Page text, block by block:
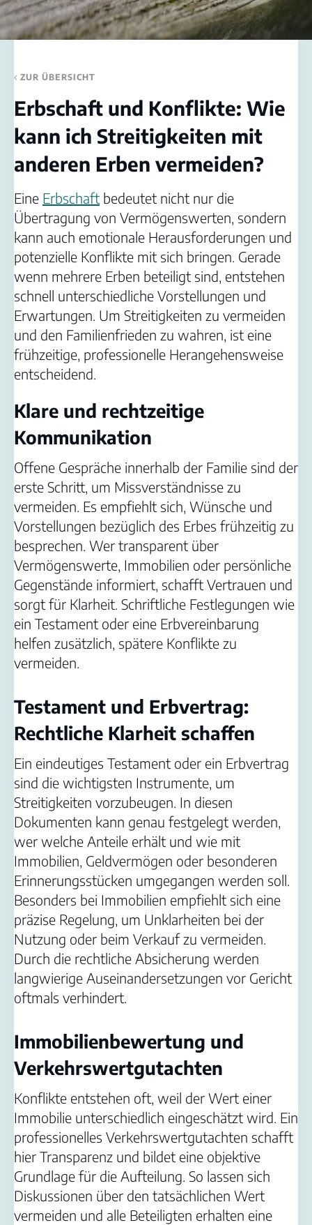
ZUR ÜBERSICHT
Erbschaft und Konflikte: Wie
kann ich Streitigkeiten mit
anderen Erben vermeiden?
Eine Erbschaft bedeutet nicht nur die
Übertragung von Vermögenswerten, sondern
kann auch emotionale Herausforderungen und
potenzielle Konflikte mit sich bringen. Gerade
wenn mehrere Erben beteiligt sind, entstehen
schnell unterschiedliche Vorstellungen und
Erwartungen. Um Streitigkeiten zu vermeiden
und den Familienfrieden zu wahren, ist eine
frühzeitige, professionelle Herangehensweise
entscheidend.
Klare und rechtzeitige
Kommunikation
Offene Gespräche innerhalb der Familie sind der
erste Schritt, um Missverständnisse zu
vermeiden. Es empfiehlt sich, Wünsche und
Vorstellungen bezüglich des Erbes frühzeitig zu
besprechen. Wer transparent über
Vermögenswerte, Immobilien oder persönliche
Gegenstände informiert, schafft Vertrauen und
sorgt für Klarheit. Schriftliche Festlegungen wie
ein Testament oder eine Erbvereinbarung
helfen zusätzlich, spätere Konflikte zu
vermeiden.
Testament und Erbvertrag:
Rechtliche Klarheit schaffen
Ein eindeutiges Testament oder ein Erbvertrag
sind die wichtigsten Instrumente, um
Streitigkeiten vorzubeugen. In diesen
Dokumenten kann genau festgelegt werden,
wer welche Anteile erhält und wie mit
Immobilien, Geldvermögen oder besonderen
Erinnerungsstücken umgegangen werden soll.
Besonders bei Immobilien empfiehlt sich eine
präzise Regelung, um Unklarheiten bei der
Nutzung oder beim Verkauf zu vermeiden.
Durch die rechtliche Absicherung werden
langwierige Auseinandersetzungen vor Gericht
oftmals verhindert.
Immobilienbewertung und
Verkehrswertgutachten
Konflikte entstehen oft, weil der Wert einer
Immobilie unterschiedlich eingeschätzt wird. Ein
professionelles Verkehrswertgutachten schafft
hier Transparenz und bildet eine objektive
Grundlage für die Aufteilung. So lassen sich
Diskussionen über den tatsächlichen Wert
vermeiden und alle Beteiligten erhalten eine